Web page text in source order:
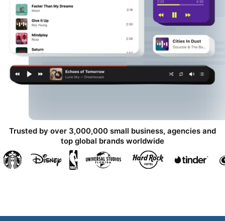
Trusted by over 3,000,000 small business, agencies and
top global brands worldwide